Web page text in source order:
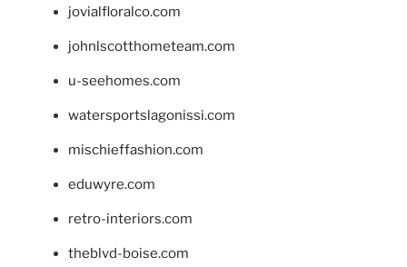
jovialfloralco.com
johnlscotthometeam.com
u-seehomes.com
watersportslagonissi.com
mischieffashion.com
eduwyre.com
retro-interiors.com
theblvd-boise.com